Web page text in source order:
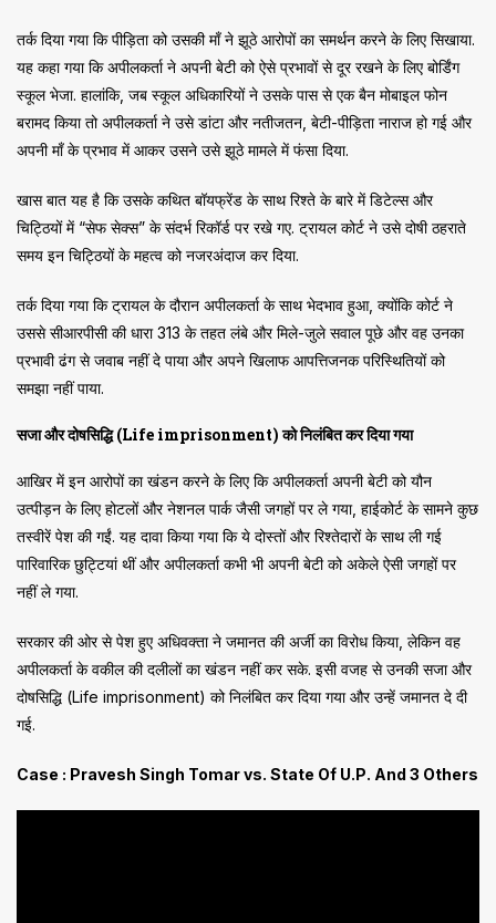
तर्क दिया गया कि पीड़िता को उसकी माँ ने झूठे आरोपों का समर्थन करने के लिए सिखाया.
यह कहा गया कि अपीलकर्ता ने अपनी बेटी को ऐसे प्रभावों से दूर रखने के लिए बोर्डिंग
स्कूल भेजा. हालांकि, जब स्कूल अधिकारियों ने उसके पास से एक बैन मोबाइल फोन
बरामद किया तो अपीलकर्ता ने उसे डांटा और नतीजतन, बेटी-पीड़िता नाराज हो गई और
अपनी माँ के प्रभाव में आकर उसने उसे झूठे मामले में फंसा दिया.
खास बात यह है कि उसके कथित बॉयफ्रेंड के साथ रिश्ते के बारे में डिटेल्स और
चिट्ठियों में “सेफ सेक्स” के संदर्भ रिकॉर्ड पर रखे गए. ट्रायल कोर्ट ने उसे दोषी ठहराते
समय इन चिट्ठियों के महत्व को नजरअंदाज कर दिया.
तर्क दिया गया कि ट्रायल के दौरान अपीलकर्ता के साथ भेदभाव हुआ, क्योंकि कोर्ट ने
उससे सीआरपीसी की धारा 313 के तहत लंबे और मिले-जुले सवाल पूछे और वह उनका
प्रभावी ढंग से जवाब नहीं दे पाया और अपने खिलाफ आपत्तिजनक परिस्थितियों को
समझा नहीं पाया.
सजा और दोषसिद्धि (Life imprisonment) को निलंबित कर दिया गया
आखिर में इन आरोपों का खंडन करने के लिए कि अपीलकर्ता अपनी बेटी को यौन
उत्पीड़न के लिए होटलों और नेशनल पार्क जैसी जगहों पर ले गया, हाईकोर्ट के सामने कुछ
तस्वीरें पेश की गईं. यह दावा किया गया कि ये दोस्तों और रिश्तेदारों के साथ ली गई
पारिवारिक छुट्टियां थीं और अपीलकर्ता कभी भी अपनी बेटी को अकेले ऐसी जगहों पर
नहीं ले गया.
सरकार की ओर से पेश हुए अधिवक्ता ने जमानत की अर्जी का विरोध किया, लेकिन वह
अपीलकर्ता के वकील की दलीलों का खंडन नहीं कर सके. इसी वजह से उनकी सजा और
दोषसिद्धि (Life imprisonment) को निलंबित कर दिया गया और उन्हें जमानत दे दी
गई.
Case : Pravesh Singh Tomar vs. State Of U.P. And 3 Others